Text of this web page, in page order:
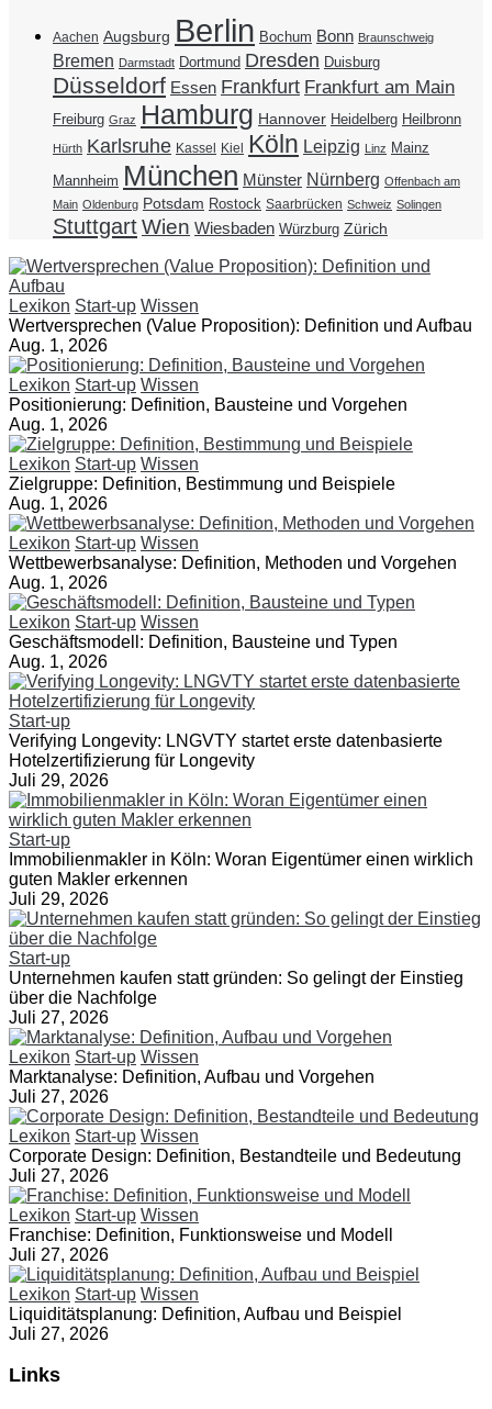
Aachen Augsburg Berlin Bochum Bonn Braunschweig
Bremen Darmstadt Dortmund Dresden Duisburg
Düsseldorf Essen Frankfurt Frankfurt am Main
Freiburg Graz Hamburg Hannover Heidelberg Heilbronn
Hürth Karlsruhe Kassel Kiel Köln Leipzig Linz Mainz
Mannheim München Münster Nürnberg Offenbach am
Main Oldenburg Potsdam Rostock Saarbrücken Schweiz Solingen
StuttgartWien Wiesbaden Würzburg Zürich
Lexikon Start-up Wissen
Wertversprechen (Value Proposition): Definition und Aufbau
Aug. 1, 2026
Lexikon Start-up Wissen
Positionierung: Definition, Bausteine und Vorgehen
Aug. 1, 2026
Lexikon Start-up Wissen
Zielgruppe: Definition, Bestimmung und Beispiele
Aug. 1, 2026
Lexikon Start-up Wissen
Wettbewerbsanalyse: Definition, Methoden und Vorgehen
Aug. 1, 2026
Lexikon Start-up Wissen
Geschäftsmodell: Definition, Bausteine und Typen
Aug. 1, 2026
Start-up
Verifying Longevity: LNGVTY startet erste datenbasierte
Hotelzertifizierung für Longevity
Juli 29, 2026
Start-up
Immobilienmakler in Köln: Woran Eigentümer einen wirklich
guten Makler erkennen
Juli 29, 2026
Start-up
Unternehmen kaufen statt gründen: So gelingt der Einstieg
über die Nachfolge
Juli 27, 2026
Lexikon Start-up Wissen
Marktanalyse: Definition, Aufbau und Vorgehen
Juli 27, 2026
Lexikon Start-up Wissen
Corporate Design: Definition, Bestandteile und Bedeutung
Juli 27, 2026
Lexikon Start-up Wissen
Franchise: Definition, Funktionsweise und Modell
Juli 27, 2026
Lexikon Start-up Wissen
Liquiditätsplanung: Definition, Aufbau und Beispiel
Juli 27, 2026
Links